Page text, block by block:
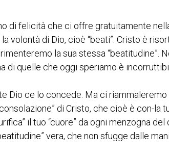
di felicità che ci offre gratuitamente
volontà di Dio, cioè “beati”. Cristo è
la sua stessa “beatitudine”.
di quelle che oggi speriamo è
Dio ce lo concede. Ma ci riammaleremo
di Cristo, che cioè è con-la
il tuo “cuore” da ogni menzogna del
vera, che non sfugge dalle